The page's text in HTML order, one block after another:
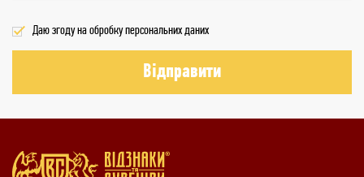
Даю згоду на обробку персональних даних
Відправити